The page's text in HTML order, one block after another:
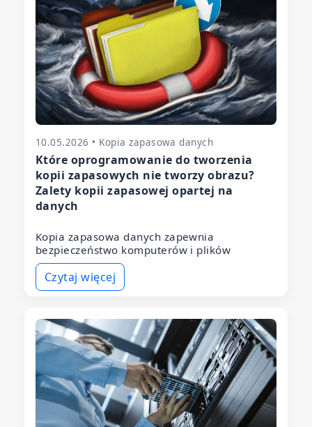
10.05.2026 • Kopia zapasowa danych
Które oprogramowanie do tworzenia
kopii zapasowych nie tworzy obrazu?
Zalety kopii zapasowej opartej na
danych
Kopia zapasowa danych zapewnia
bezpieczeństwo komputerów i plików
Czytaj więcej